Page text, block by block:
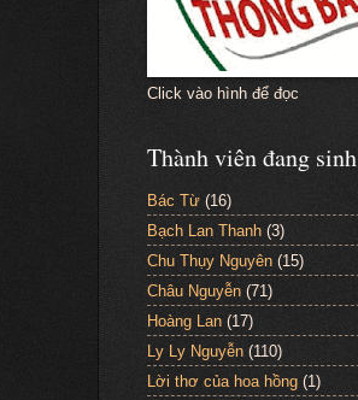
Click vào hình để đọc
Thành viên đang
Bác Từ (16)
Bạch Lan Thanh (3)
Chu Thụy Nguyên (15)
Châu Nguyễn (71)
Hoàng Lan (17)
Ly Ly Nguyễn (110)
Lời thơ của hoa hồng (1)